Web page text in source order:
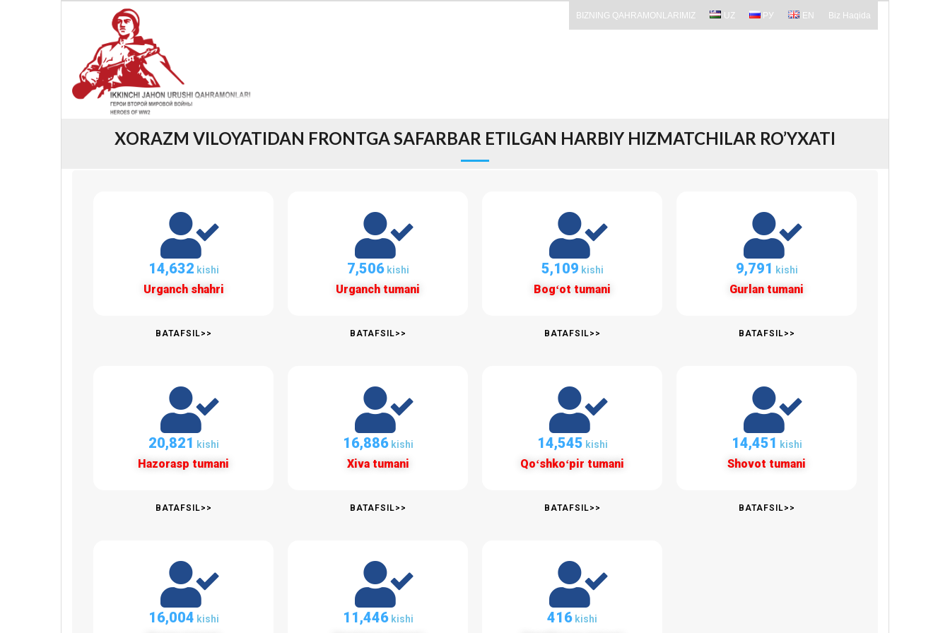
BIZNING QAHRAMONLARIMIZ UZ РУ EN Biz Haqida
XORAZM VILOYATIDAN FRONTGA SAFARBAR ETILGAN HARBIY HIZMATCHILAR RO’YXATI
14,632 kishi
Urganch shahri
BATAFSIL>>
7,506 kishi
Urganch tumani
BATAFSIL>>
5,109 kishi
Bogʻot tumani
BATAFSIL>>
9,791 kishi
Gurlan tumani
BATAFSIL>>
20,821 kishi
Hazorasp tumani
BATAFSIL>>
16,886 kishi
Xiva tumani
BATAFSIL>>
14,545 kishi
Qoʻshkoʻpir tumani
BATAFSIL>>
14,451 kishi
Shovot tumani
BATAFSIL>>
16,004 kishi 11,446 kishi 416 kishi